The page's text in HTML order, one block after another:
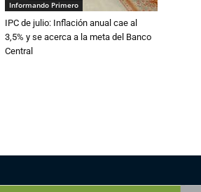
Informando Primero
IPC de julio: Inflación anual cae al
3,5% y se acerca a la meta del Banco
Central